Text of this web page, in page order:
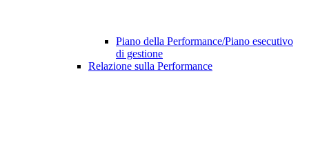
Piano della Performance/Piano esecutivo
di gestione
Relazione sulla Performance